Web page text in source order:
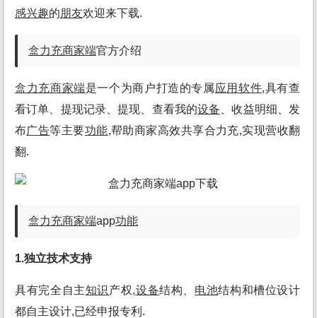
感兴趣的朋友欢迎来下载.
盒力充商家端官方介绍
盒力充商家端是一个为商户打造的专属应用 软件,具有查
看订单、提现记录、提现、查看我的设备 、收益明细、发
布广告等主要功能,帮助商家高效共享合力充,实现营收翻
翻.
盒力充商家端app功能
1.独立技术支持
具有完全自主知识产权,设备结构、 电池结构和槽位设计
都自主设计,已经申报专利.